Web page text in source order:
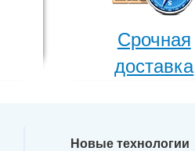
Срочная
доставка
Новые технологии